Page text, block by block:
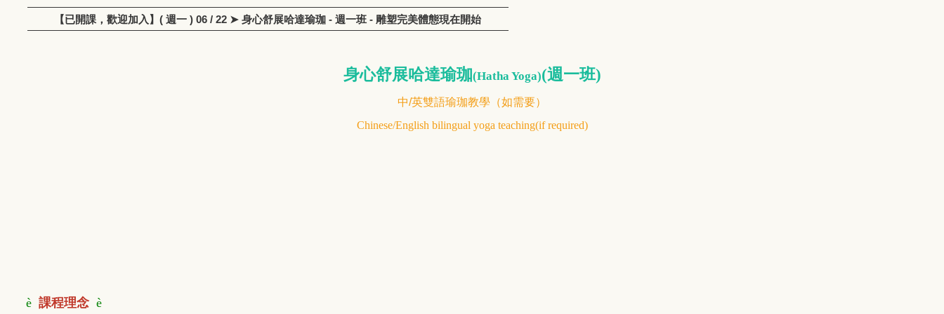
【已開課，歡迎加入】( 週一 ) 06 / 22 ➤ 身心舒展哈達瑜珈 - 週一班 - 雕塑完美體態現在開始
身心舒展哈達瑜珈(Hatha Yoga)(週一班)
中/英雙語瑜珈教學（如需要）
Chinese/English bilingual yoga teaching(if required)
è 課程理念 è